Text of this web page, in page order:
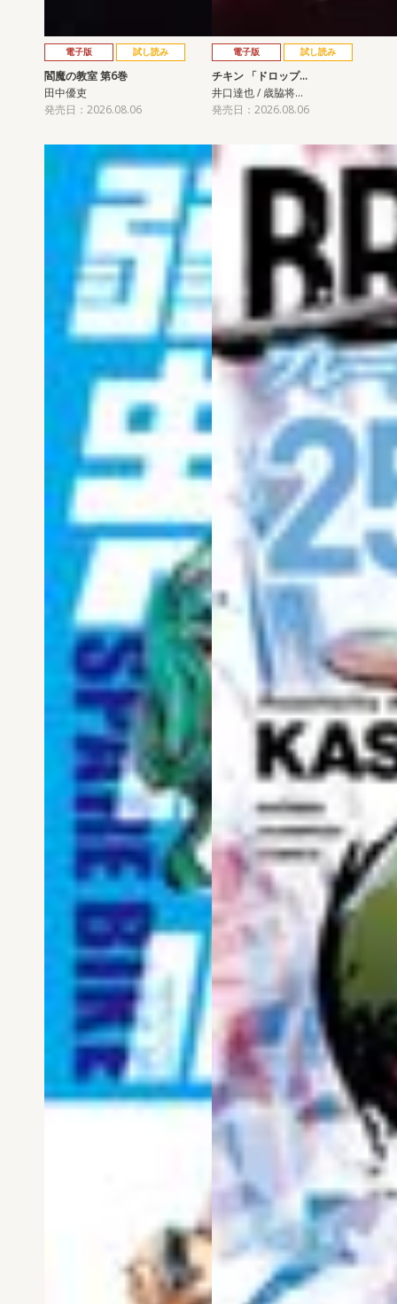
電子版 試し読み
閻魔の教室 第6巻
田中優吏
発売日：2026.08.06
電子版 試し読み
チキン 「ドロップ…
井口達也 / 歳脇将…
発売日：2026.08.06